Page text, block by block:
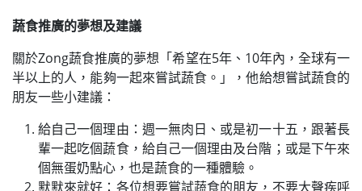
蔬食推廣的夢想及建議
關於Zong蔬食推廣的夢想「希望在5年、10年內，全球有一
半以上的人，能夠一起來嘗試蔬食。」，他給想嘗試蔬食的
朋友一些小建議：
給自己一個理由：週一無肉日、或是初一十五，跟著長
輩一起吃個蔬食，給自己一個理由及台階；或是下午來
個無蛋奶點心，也是蔬食的一種體驗。
默默來就好：各位想要嘗試蔬食的朋友，不要大聲疾呼